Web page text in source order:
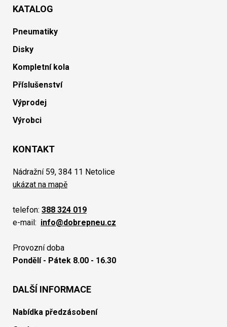
KATALOG
Pneumatiky
Disky
Kompletní kola
Příslušenství
Výprodej
Výrobci
KONTAKT
Nádražní 59, 384 11 Netolice
ukázat na mapě
telefon: 388 324 019
e-mail: info@dobrepneu.cz
Provozní doba
Pondělí - Pátek 8.00 - 16.30
DALŠÍ INFORMACE
Nabídka předzásobení